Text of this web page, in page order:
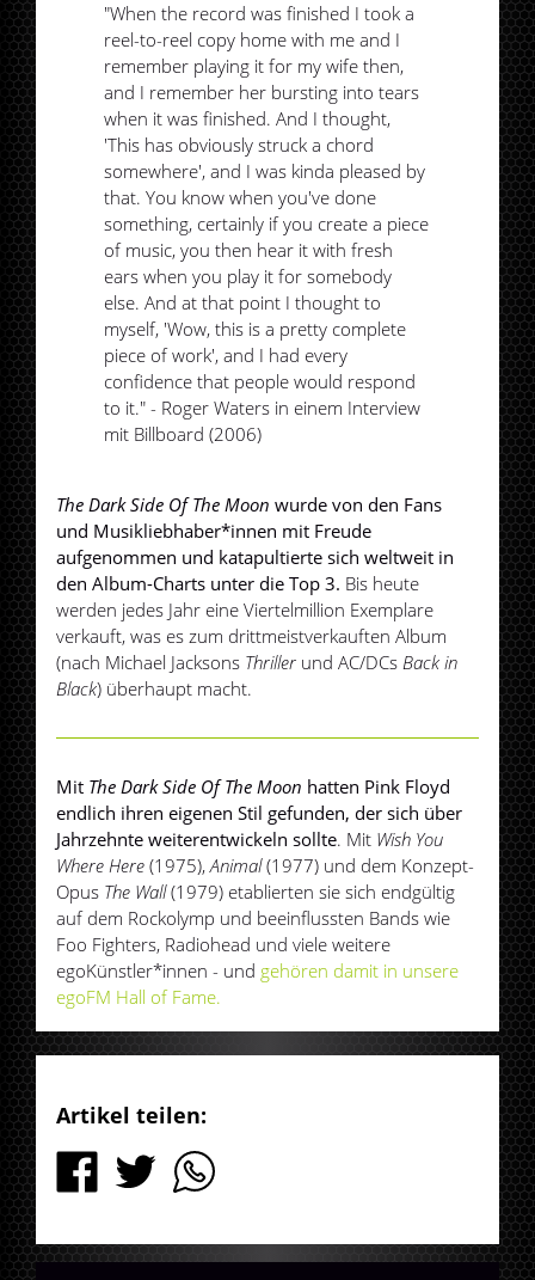
"When the record was finished I took a
reel-to-reel copy home with me and I
remember playing it for my wife then,
and I remember her bursting into tears
when it was finished. And I thought,
'This has obviously struck a chord
somewhere', and I was kinda pleased by
that. You know when you've done
something, certainly if you create a piece
of music, you then hear it with fresh
ears when you play it for somebody
else. And at that point I thought to
myself, 'Wow, this is a pretty complete
piece of work', and I had every
confidence that people would respond
to it." - Roger Waters in einem Interview
mit Billboard (2006)
The Dark Side Of The Moon wurde von den Fans
und Musikliebhaber*innen mit Freude
aufgenommen und katapultierte sich weltweit in
den Album-Charts unter die Top 3. Bis heute
werden jedes Jahr eine Viertelmillion Exemplare
verkauft, was es zum drittmeistverkauften Album
(nach Michael Jacksons Thriller und AC/DCsBack in
Black) überhaupt macht.
Mit The Dark Side Of The Moon hatten Pink Floyd
endlich ihren eigenen Stil gefunden, der sich über
Jahrzehnte weiterentwickeln sollte. Mit Wish You
Where Here (1975),Animal(1977) und dem Konzept-
Opus The Wall(1979) etablierten sie sich endgültig
auf dem Rockolymp und beeinflussten Bands wie
Foo Fighters, Radiohead und viele weitere
egoKünstler*innen - und gehören damit in unsere
egoFM Hall of Fame.
Artikel teilen: